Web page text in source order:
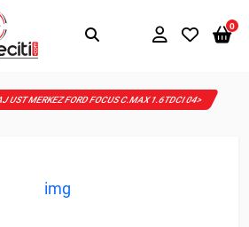
0
UST MERKEZ FORD FOCUS C.MAX 1.6TDCI 04>